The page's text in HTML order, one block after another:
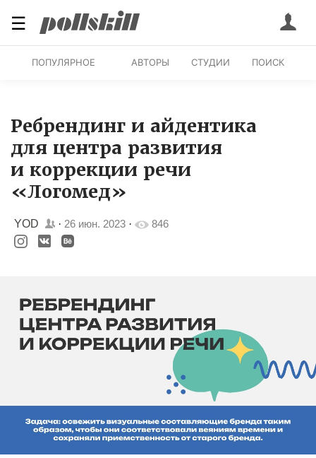
☰
ПОПУЛЯРНОЕ АВТОРЫ СТУДИИ ПОИСК
Ребрендинг и айдентика
для центра развития
и коррекции речи
«Логомед»
YOD · 26 июн. 2023 · 846